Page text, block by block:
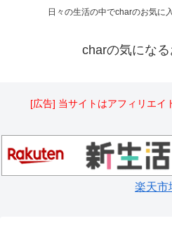
日々の生活の中でcharのお気に
charの気になる
[広告] 当サイトはアフィリエイ
楽天市